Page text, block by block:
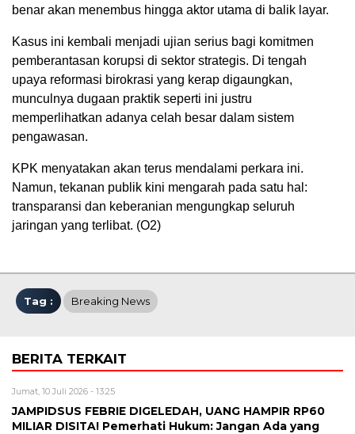
benar akan menembus hingga aktor utama di balik layar.
Kasus ini kembali menjadi ujian serius bagi komitmen
pemberantasan korupsi di sektor strategis. Di tengah
upaya reformasi birokrasi yang kerap digaungkan,
munculnya dugaan praktik seperti ini justru
memperlihatkan adanya celah besar dalam sistem
pengawasan.
KPK menyatakan akan terus mendalami perkara ini.
Namun, tekanan publik kini mengarah pada satu hal:
transparansi dan keberanian mengungkap seluruh
jaringan yang terlibat. (O2)
Tag : Breaking News
BERITA TERKAIT
Jumat, 10 Juli 2026 - 13:25
JAMPIDSUS FEBRIE DIGELEDAH, UANG HAMPIR RP60
MILIAR DISITA! Pemerhati Hukum: Jangan Ada yang